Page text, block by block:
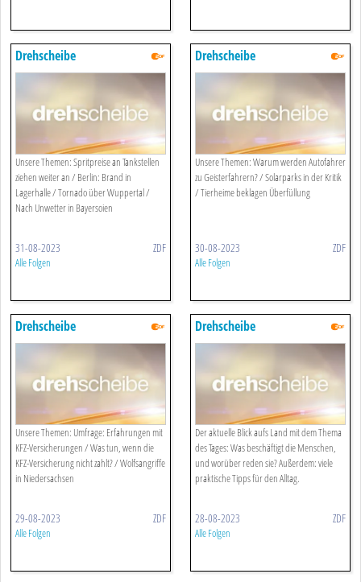
Drehscheibe
Unsere Themen: Spritpreise an Tankstellen
ziehen weiter an / Berlin: Brand in
Lagerhalle / Tornado über Wuppertal /
Nach Unwetter in Bayersoien
31-08-2023 ZDF
Alle Folgen
Drehscheibe
Unsere Themen: Warum werden Autofahrer
zu Geisterfahrern? / Solarparks in der Kritik
/ Tierheime beklagen Überfüllung
30-08-2023 ZDF
Alle Folgen
Drehscheibe
Unsere Themen: Umfrage: Erfahrungen mit
KFZ-Versicherungen / Was tun, wenn die
KFZ-Versicherung nicht zahlt? / Wolfsangriffe
in Niedersachsen
29-08-2023 ZDF
Alle Folgen
Drehscheibe
Der aktuelle Blick aufs Land mit dem Thema
des Tages: Was beschäftigt die Menschen,
und worüber reden sie? Außerdem: viele
praktische Tipps für den Alltag.
28-08-2023 ZDF
Alle Folgen